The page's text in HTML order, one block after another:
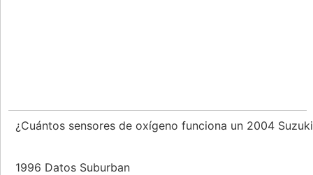
¿Cuántos sensores de oxígeno funciona un 2004
1996 Datos Suburban